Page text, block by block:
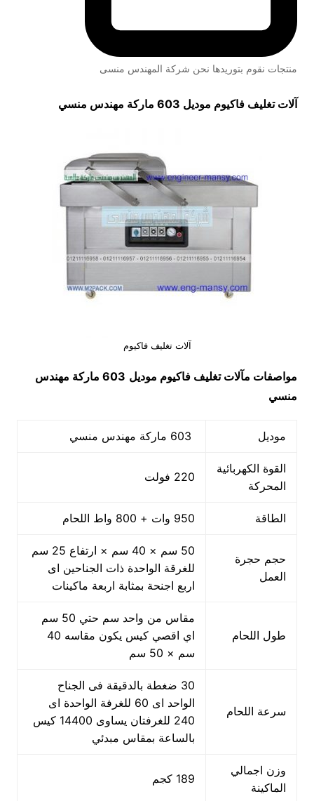
منتجات نقوم بتوريدها نحن شركة المهندس منسى
آلات تغليف فاكيوم موديل 603 ماركة مهندس منسي
آلات تغليف فاكيوم
مواصفات مآلات تغليف فاكيوم موديل
603 ماركة مهندس
منسي
موديل
القوة الكهربائية
المحركة
220 فولت
الطاقة 950 وات + 800 واط اللحام
حجم حجرة
العمل
50 سم × 40 سم × ارتفاع 25 سم
للغرقة الواحدة ذات الجناحين اى
اربع اجنحة بمثابة اربعة ماكينات
طول اللحام
مقاس من واحد سم حتي 50 سم
اي اقصي كيس يكون مقاسه 40
سم × 50 سم
سرعة اللحام
30 ضغطة بالدقيقة فى الجناح
الواحد اى 60 للغرفة الواحدة اى
240 للغرفتان يساوى 14400 كيس
بالساعة بمقاس مبدئي
وزن اجمالي
الماكينة
189 كجم